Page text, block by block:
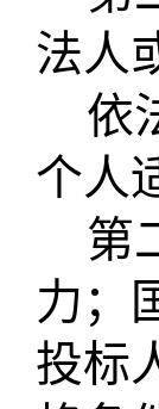
法人
依
个人
第
力；
投标